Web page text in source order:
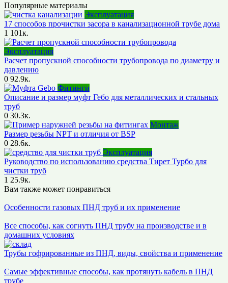
Популярные материалы
Эксплуатация
17 способов прочистки засора в канализационной трубе дома
1 101к.
Эксплуатация
Расчет пропускной способности трубопровода по диаметру и
давлению
0 92.9к.
Фитинги
Описание и размер муфт Гебо для металлических и стальных
труб
0 30.3к.
Монтаж
Размер резьбы NPT и отличия от BSP
0 28.6к.
Эксплуатация
Руководство по использованию средства Тирет Турбо для
чистки труб
1 25.9к.
Вам также может понравиться
Особенности газовых ПНД труб и их применение
Все способы, как согнуть ПНД трубу на производстве и в
домашних условиях
Трубы гофрированные из ПНД, виды, свойства и применение
Самые эффективные способы, как протянуть кабель в ПНД
трубе